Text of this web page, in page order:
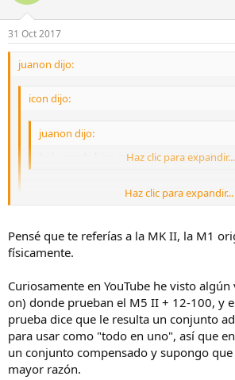
31 Oct 2017
juanon dijo:
icon dijo:
juanon dijo:
hola queda bien en la em1 o queda
Haz clic para expandir...
Pues si queda descompasada en la M1, que
pùes lo comento porque si me han dicho
queda un poco descompensado imaginate en
Haz clic para expandir...
Pensé que te referías a la MK II, la M1
físicamente.
Curiosamente en YouTube he visto
on) donde prueban el M5 II + 12-100, y
prueba dice que le resulta un conjunto
para usar como "todo en uno", así que
un conjunto compensado y supongo
mayor razón.